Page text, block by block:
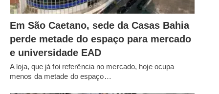
Em São Caetano, sede da Casas Bahia
perde metade do espaço para mercado
e universidade EAD
A loja, que já foi referência no mercado, hoje ocupa
menos da metade do espaço…